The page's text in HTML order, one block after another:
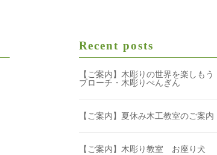
Recent posts
【ご案内】木彫りの世界を楽しもう
ブローチ・木彫りぺんぎん
【ご案内】夏休み木工教室のご案内
【ご案内】木彫り教室 お座り犬